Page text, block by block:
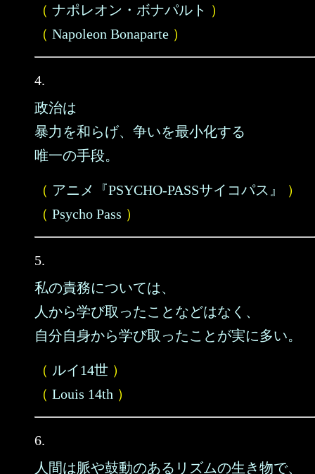
（ ナポレオン・ボナパルト ）
（ Napoleon Bonaparte ）
4.
政治は
暴力を和らげ、争いを最小化する
唯一の手段。
（ アニメ『PSYCHO-PASSサイコパス』
）
（ Psycho Pass ）
5.
私の責務については、
人から学び取ったことなどはなく、
自分自身から学び取ったことが実に多い。
（ ルイ14世 ）
（ Louis 14th ）
6.
人間は脈や鼓動のあるリズムの生き物で、